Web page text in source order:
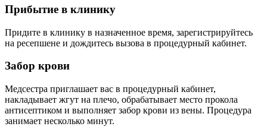
Прибытие в клинику
Придите в клинику в назначенное время, зарегистрируйтесь
на ресепшене и дождитесь вызова в процедурный кабинет.
Забор крови
Медсестра приглашает вас в процедурный кабинет,
накладывает жгут на плечо, обрабатывает место прокола
антисептиком и выполняет забор крови из вены. Процедура
занимает несколько минут.